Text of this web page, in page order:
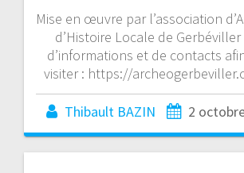
Mise en œuvre par l’association
d’Histoire Locale de
d’informations et de contacts
visiter : https://
Thibault BAZIN 2